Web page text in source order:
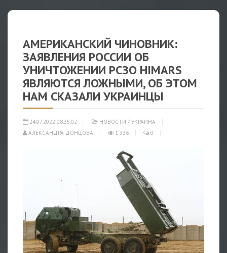
АМЕРИКАНСКИЙ ЧИНОВНИК:
ЗАЯВЛЕНИЯ РОССИИ ОБ
УНИЧТОЖЕНИИ РСЗО HIMARS
ЯВЛЯЮТСЯ ЛОЖНЫМИ, ОБ ЭТОМ
НАМ СКАЗАЛИ УКРАИНЦЫ
24.07.2022 08:35:02 НОВОСТИ / УКРАИНА
АЛЕКСАНДРА ДОНЦОВА
1 336 0